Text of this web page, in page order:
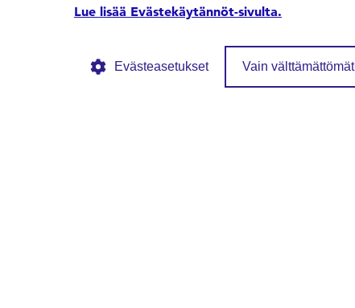
© SFS ry Tietosuojaseloste Evästekäytännöt
Lue lisää Evästekäytännöt-sivulta.
Evästeasetukset Vain välttämättömät